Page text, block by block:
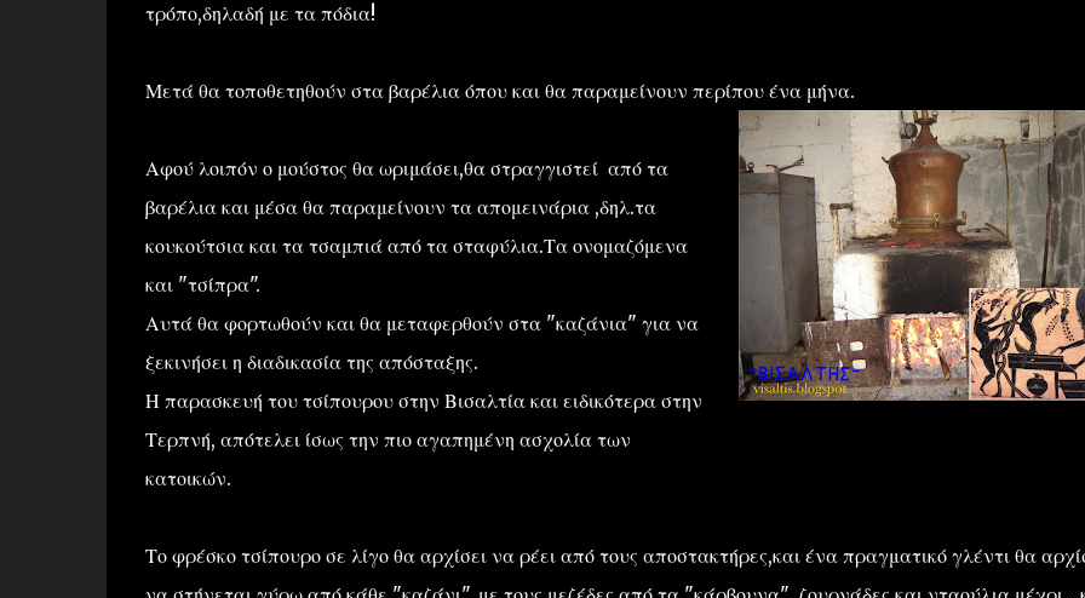
τρόπο,δηλαδή με τα πόδια!
Μετά θα τοποθετηθούν στα βαρέλια όπου και θα παραμείνουν περίπου ένα μήνα.
Αφού λοιπόν ο μούστος θα ωριμάσει,θα στραγγιστεί από τα
βαρέλια και μέσα θα παραμείνουν τα απομεινάρια ,δηλ.τα
κουκούτσια και τα τσαμπιά από τα σταφύλια.Τα ονομαζόμενα
και "τσίπρα".
Αυτά θα φορτωθούν και θα μεταφερθούν στα "καζάνια" για να
ξεκινήσει η διαδικασία της απόσταξης.
Η παρασκευή του τσίπουρου στην Βισαλτία και ειδικότερα στην
Τερπνή, απότελει ίσως την πιο αγαπημένη ασχολία των
κατοικών.
Το φρέσκο τσίπουρο σε λίγο θα αρχίσει να ρέει από τους αποστακτήρες,και ένα πραγματικό γλέντι θα